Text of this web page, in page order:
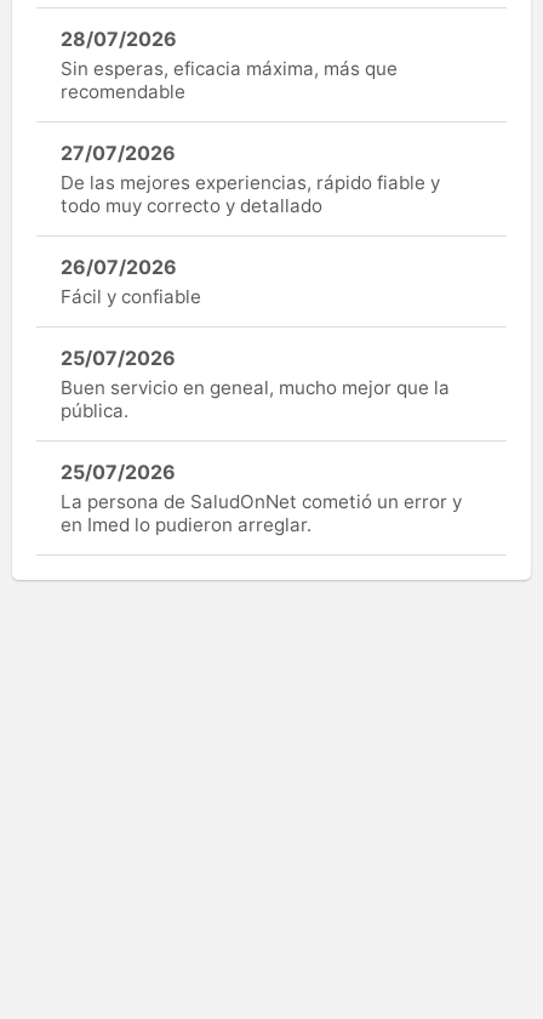
28/07/2026
Sin esperas, eficacia máxima, más que
recomendable
27/07/2026
De las mejores experiencias, rápido fiable y
todo muy correcto y detallado
26/07/2026
Fácil y confiable
25/07/2026
Buen servicio en geneal, mucho mejor que la
pública.
25/07/2026
La persona de SaludOnNet cometió un error y
en Imed lo pudieron arreglar.